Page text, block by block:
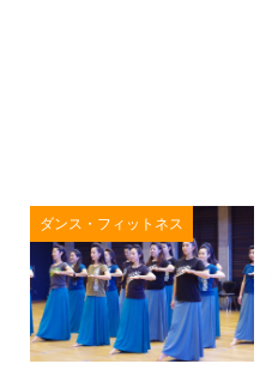
ダンス・フィットネス